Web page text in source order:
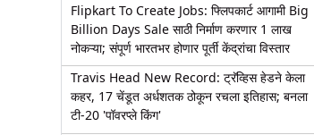
Flipkart To Create Jobs: फ्लिपकार्ट आगामी Big
Billion Days Sale साठी निर्माण करणार 1 लाख
नोकऱ्या; संपूर्ण भारतभर होणार पूर्ती केंद्रांचा विस्तार
Travis Head New Record: ट्रॅव्हिस हेडने केला
कहर, 17 चेंडूत अर्धशतक ठोकून रचला इतिहास; बनला
टी-20 'पॉवरप्ले किंग'